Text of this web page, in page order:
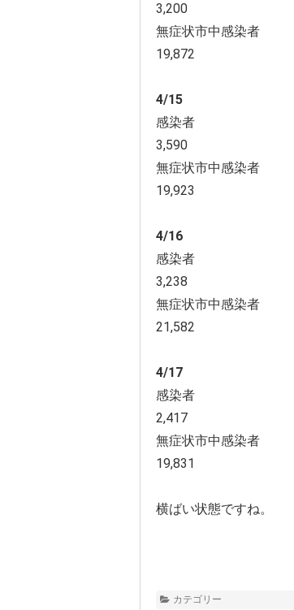
3,200
無症状市中感染者
19,872
4/15
感染者
3,590
無症状市中感染者
19,923
4/16
感染者
3,238
無症状市中感染者
21,582
4/17
感染者
2,417
無症状市中感染者
19,831
横ばい状態ですね。
カテゴリー